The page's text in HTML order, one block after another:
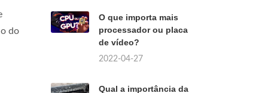
do
O que importa mais
processador ou placa
de vídeo?
2022-04-27
Qual a importância da